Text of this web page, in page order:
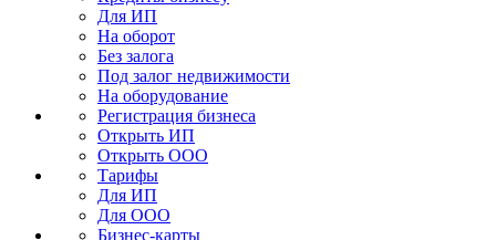
Для ИП
На оборот
Без залога
Под залог недвижимости
На оборудование
Регистрация бизнеса
Открыть ИП
Открыть ООО
Тарифы
Для ИП
Для ООО
Бизнес-карты